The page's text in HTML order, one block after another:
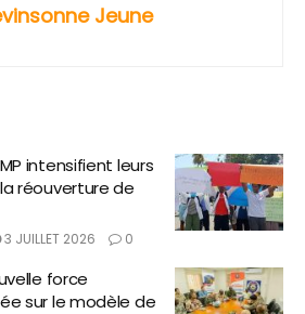
Jeune
intensifient leurs
réouverture de
3 JUILLET 2026 0
force
sur le modèle de